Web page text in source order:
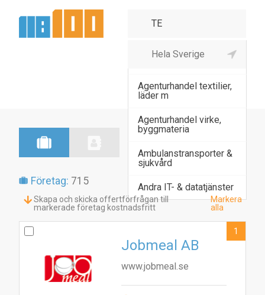
Adm högskola,
universitet & fors
Agenturhandel textilier,
läder m
Agenturhandel virke,
byggmateria
Ambulanstransporter &
sjukvård
Andra IT- & datatjänster
Företag: 715
Skapa och skicka offertförfrågan till
markerade företag kostnadsfritt
Markera
alla
Jobmeal AB
www.jobmeal.se
1